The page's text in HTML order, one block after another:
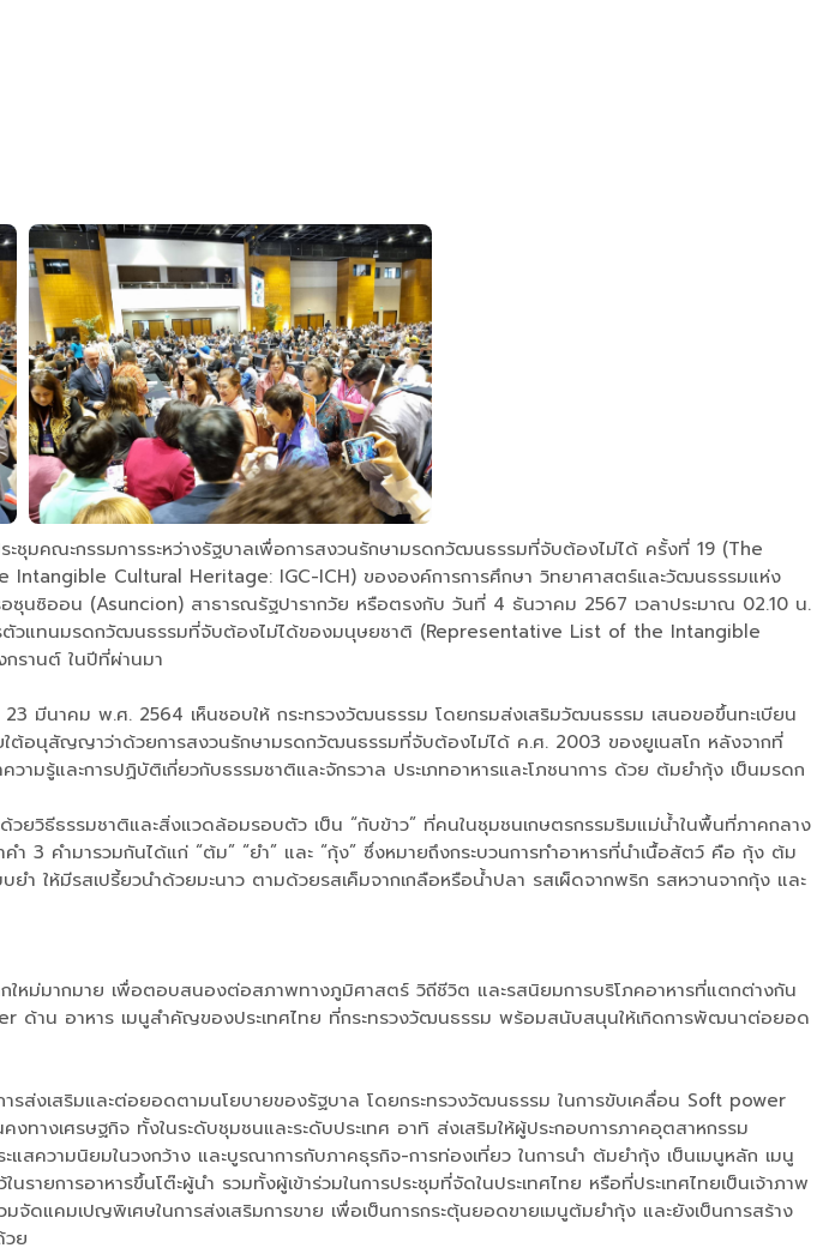
ะชุมคณะกรรมการระหว่างรัฐบาลเพื่อการสงวนรักษามรดกวัฒนธรรมที่จับต้องไม่ได้ ครั้งที่ 19 (The
Cultural Heritage: IGC-ICH) ขององค์การการศึกษา วิทยาศาสตร์และวัฒนธรรมแห่ง
นซิออน (Asuncion) สาธารณรัฐปารากวัย หรือตรงกับ วันที่ 4 ธันวาคม 2567 เวลาประมาณ 02.10 น.
ารตัวแทนมรดกวัฒนธรรมที่จับต้องไม่ได้ของมนุษยชาติ (Representative List of the Intangible
รานต์ ในปีที่ผ่านมา
มีนาคม พ.ศ. 2564 เห็นชอบให้ กระทรวงวัฒนธรรม โดยกรมส่งเสริมวัฒนธรรม เสนอขอขึ้นทะเบียน
อนุสัญญาว่าด้วยการสงวนรักษามรดกวัฒนธรรมที่จับต้องไม่ได้ ค.ศ. 2003 ของยูเนสโก หลังจากที่
และการปฏิบัติเกี่ยวกับธรรมชาติและจักรวาล ประเภทอาหารและโภชนาการ ด้วย ต้มยำกุ้ง เป็นมรดก
ยวิธีธรรมชาติและสิ่งแวดล้อมรอบตัว เป็น “กับข้าว” ที่คนในชุมชนเกษตรกรรมริมแม่น้ำในพื้นที่ภาคกลาง
3 คำมารวมกันได้แก่ “ต้ม” “ยำ” และ “กุ้ง” ซึ่งหมายถึงกระบวนการทำอาหารที่นำเนื้อสัตว์ คือ กุ้ง ต้ม
ำ ให้มีรสเปรี้ยวนำด้วยมะนาว ตามด้วยรสเค็มจากเกลือหรือน้ำปลา รสเผ็ดจากพริก รสหวานจากกุ้ง และ
ใหม่มากมาย เพื่อตอบสนองต่อสภาพทางภูมิศาสตร์ วิถีชีวิต และรสนิยมการบริโภคอาหารที่แตกต่างกัน
ด้าน อาหาร เมนูสำคัญของประเทศไทย ที่กระทรวงวัฒนธรรม พร้อมสนับสนุนให้เกิดการพัฒนาต่อยอด
รส่งเสริมและต่อยอดตามนโยบายของรัฐบาล โดยกระทรวงวัฒนธรรม ในการขับเคลื่อน Soft power
ทางเศรษฐกิจ ทั้งในระดับชุมชนและระดับประเทศ อาทิ ส่งเสริมให้ผู้ประกอบการภาคอุตสาหกรรม
ความนิยมในวงกว้าง และบูรณาการกับภาคธุรกิจ-การท่องเที่ยว ในการนำ ต้มยำกุ้ง เป็นเมนูหลัก เมนู
ายการอาหารขึ้นโต๊ะผู้นำ รวมทั้งผู้เข้าร่วมในการประชุมที่จัดในประเทศไทย หรือที่ประเทศไทยเป็นเจ้าภาพ
ดแคมเปญพิเศษในการส่งเสริมการขาย เพื่อเป็นการกระตุ้นยอดขายเมนูต้มยำกุ้ง และยังเป็นการสร้าง
วย